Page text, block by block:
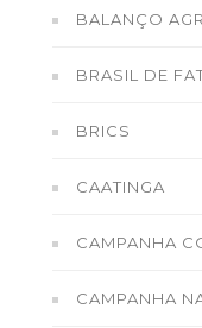
BALANÇO
BRASIL DE
BRICS
CAATINGA
CAMPANHA
CAMPANHA